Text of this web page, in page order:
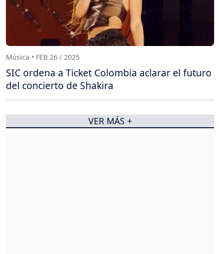
Música • FEB 26 / 2025
SIC ordena a Ticket Colombia aclarar el futuro
del concierto de Shakira
VER MÁS +